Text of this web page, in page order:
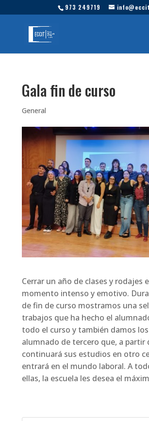
973 249719
Gala fin de curso
General
Cerrar un año de clases y rodajes
momento intenso y emotivo.
de fin de curso mostramos una
trabajos que ha hecho el
todo el curso y también damos
alumnado de tercero que, a partir
continuará sus estudios en otro
entrará en el mundo laboral. A
ellas, la escuela les desea el